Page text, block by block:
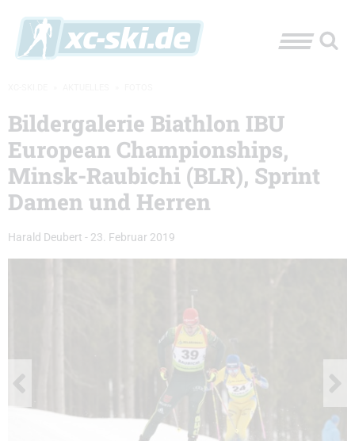
Bildergalerie Biathlon IBU
European Championships,
Minsk-Raubichi (BLR), Sprint
Damen und Herren
Harald Deubert - 23. Februar 2019